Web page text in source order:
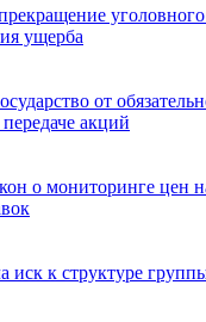
уголовного
ущерба
от
акций
о мониторинге цен
иск к структуре